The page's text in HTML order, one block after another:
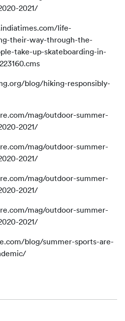
2021/
life-
their-way-through-the-
take-up-skateboarding-in-
blog/hiking-responsibly-
mag/outdoor-summer-
2021/
mag/outdoor-summer-
2021/
mag/outdoor-summer-
2021/
mag/outdoor-summer-
2021/
blog/summer-sports-are-